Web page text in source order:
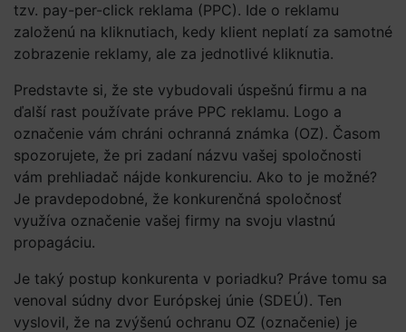
tzv. pay-per-click reklama (PPC). Ide o reklamu
založenú na kliknutiach, kedy klient neplatí za samotné
zobrazenie reklamy, ale za jednotlivé kliknutia.
Predstavte si, že ste vybudovali úspešnú firmu a na
ďalší rast používate práve PPC reklamu. Logo a
označenie vám chráni ochranná známka (OZ). Časom
spozorujete, že pri zadaní názvu vašej spoločnosti
vám prehliadač nájde konkurenciu. Ako to je možné?
Je pravdepodobné, že konkurenčná spoločnosť
využíva označenie vašej firmy na svoju vlastnú
propagáciu.
Je taký postup konkurenta v poriadku? Práve tomu sa
venoval súdny dvor Európskej únie (SDEÚ). Ten
vyslovil, že na zvýšenú ochranu OZ (označenie) je